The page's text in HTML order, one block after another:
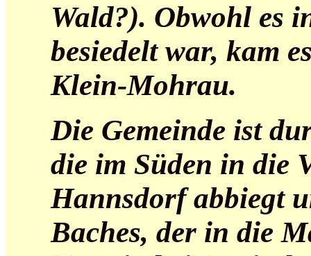
Wald?). Obwohl es
besiedelt war, kam
Klein-Mohrau.
Die Gemeinde ist
die im Süden in die
Hannsdorf abbiegt
Baches, der in die